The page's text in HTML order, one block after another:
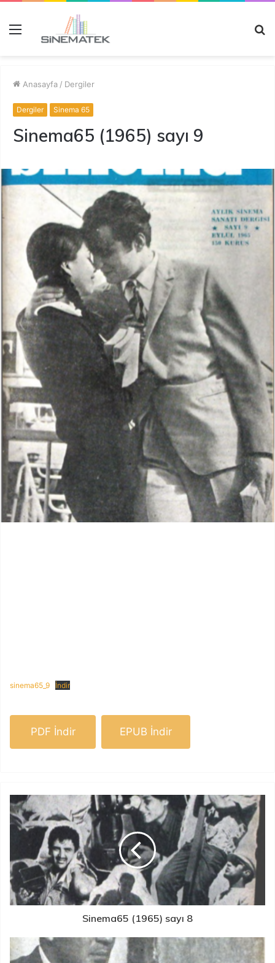
Menü
Anasayfa / Dergiler
Dergiler Sinema 65
Sinema65 (1965) sayı 9
sinema65_9 İndir
PDF İndir EPUB İndir
Sinema65 (1965) sayı 8